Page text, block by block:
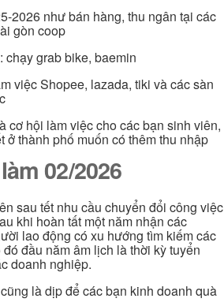
2026 như bán hàng, thu ngân tại các
gòn coop
chạy grab bike, baemin
việc Shopee, lazada, tiki và các sàn
cơ hội làm việc cho các bạn sinh viên,
ở thành phố muốn có thêm thu nhập
02/2026
sau tết nhu cầu chuyển đổi công việc
khi hoàn tất một năm nhận các
lao động có xu hướng tìm kiếm các
đầu năm âm lịch là thời kỳ tuyển
doanh nghiệp.
là dịp để các bạn kinh doanh quà